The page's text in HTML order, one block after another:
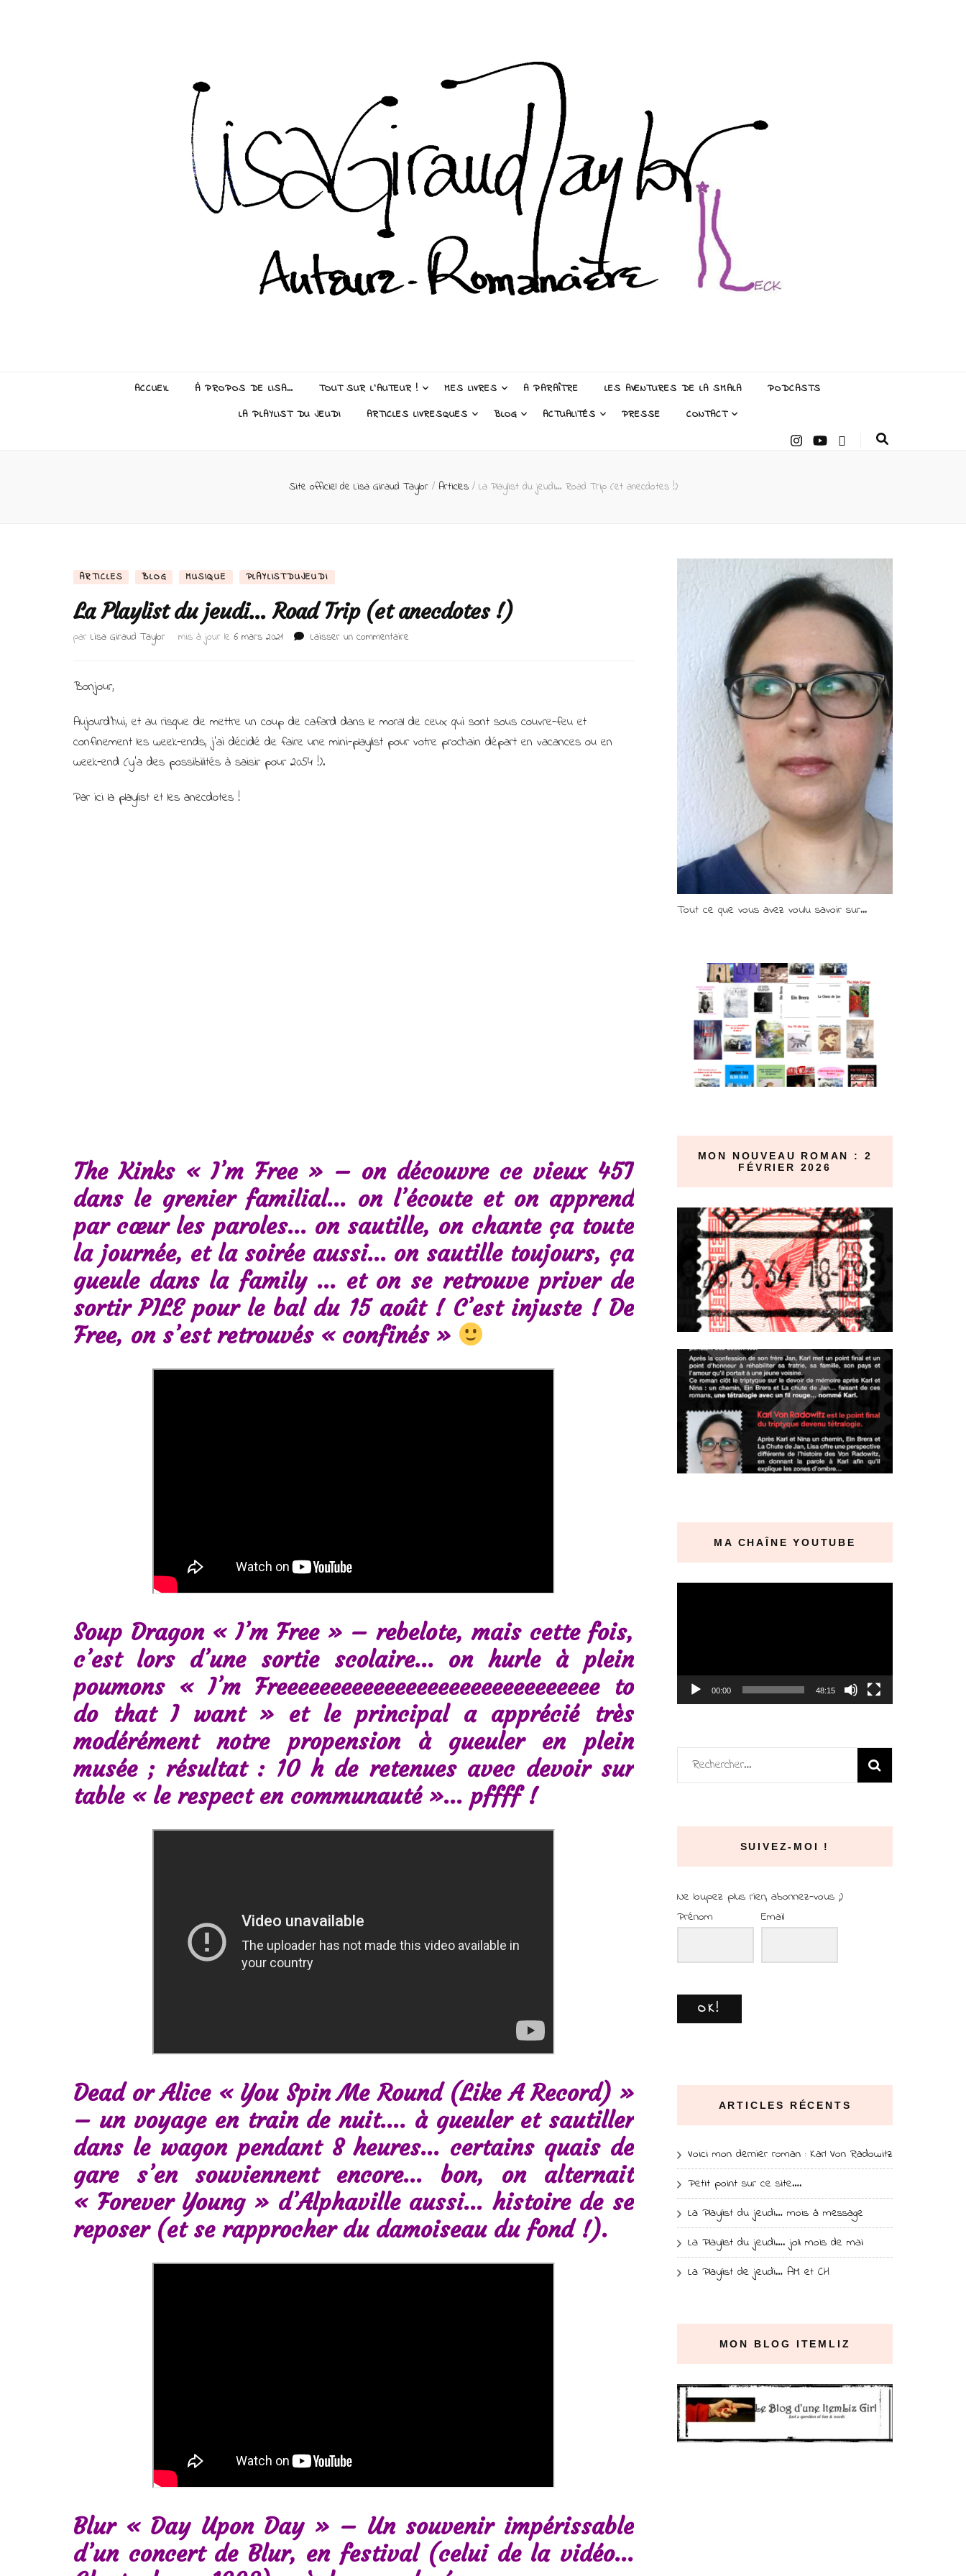
ACCUEIL À PROPOS DE LISA… TOUT SUR L’AUTEUR ! MES LIVRES A PARAÎTRE LES AVENTURES DE LA SMALA
PODCASTS
LA PLAYLIST DU JEUDI
ARTICLES LIVRESQUES BLOG ACTUALITÉS PRESSE CONTACT
Site officiel de Lisa Giraud Taylor / Articles / La Playlist du jeudi… Road Trip (et anecdotes !)
ARTICLES BLOG MUSIQUE PLAYLISTDUJEUDI
La Playlist du jeudi… Road Trip (et anecdotes !)
par Lisa Giraud Taylor mis à jour le 6 mars 2021 Laisser un commentaire
Road
Trip
(et
Bonjour,
Aujourd’hui, et au risque de mettre un coup de cafard dans le moral de ceux qui sont sous couvre-feu et
confinement les week-ends, j’ai décidé de faire une mini-playlist pour votre prochain départ en vacances ou en
week-end (y’a des possibilités à saisir pour 2054 !).
Par ici la playlist et les anecdotes !
The Kinks « I’m Free » – on découvre ce vieux 45T
dans le grenier familial… on l’écoute et on apprend
par cœur les paroles… on sautille, on chante ça toute
la journée, et la soirée aussi… on sautille toujours, ça
gueule dans la family … et on se retrouve priver de
sortir PILE pour le bal du 15 août ! C’est injuste ! De
Free, on s’est retrouvés « confinés »
Soup Dragon « I’m Free » – rebelote, mais cette fois,
c’est lors d’une sortie scolaire… on hurle à plein
poumons « I’m Freeeeeeeeeeeeeeeeeeeeeeeeeeeeee to
do that I want » et le principal a apprécié très
modérément notre propension à gueuler en plein
musée ; résultat : 10 h de retenues avec devoir sur
table « le respect en communauté »… pffff !
Dead or Alice « You Spin Me Round (Like A Record) »
– un voyage en train de nuit…. à gueuler et sautiller
dans le wagon pendant 8 heures… certains quais de
gare s’en souviennent encore… bon, on alternait
« Forever Young » d’Alphaville aussi… histoire de se
reposer (et se rapprocher du damoiseau du fond !).
Blur « Day Upon Day » – Un souvenir impérissable
d’un concert de Blur, en festival (celui de la vidéo…
Tout ce que vous avez voulu savoir sur...
MON NOUVEAU ROMAN : 2
FÉVRIER 2026
MA CHAÎNE YOUTUBE
00:00 48:15
Rechercher :
SUIVEZ-MOI !
Ne loupez plus rien, abonnez-vous ;)
Prénom
Email
OK!
ARTICLES RÉCENTS
Voici mon dernier roman : Karl Von Radowitz
Petit point sur ce site….
La Playlist du jeudi… mois à message
La Playlist du jeudi…. joli mois de mai
La Playlist de jeudi… AM et CH
MON BLOG ITEMLIZ